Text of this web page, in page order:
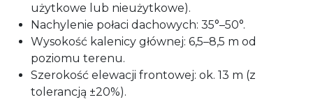
użytkowe lub nieużytkowe).
Nachylenie połaci dachowych: 35°–50°.
Wysokość kalenicy głównej: 6,5–8,5 m od
poziomu terenu.
Szerokość elewacji frontowej: ok. 13 m (z
tolerancją ±20%).